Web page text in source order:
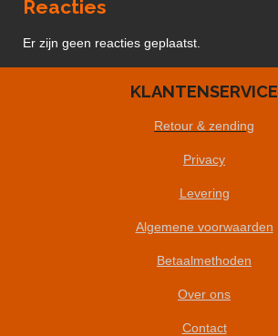
Reacties
Er zijn geen reacties geplaatst.
KLANTENSERVICE
Retour & zending
Privacy
Levering
Algemene voorwaarden
Betaalmethoden
Over ons
Contact